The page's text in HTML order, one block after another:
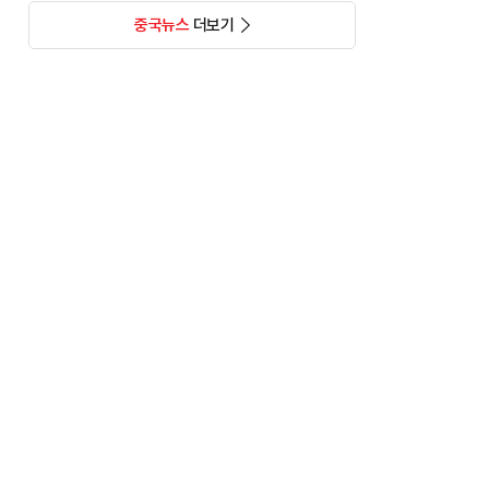
중국뉴스더보기